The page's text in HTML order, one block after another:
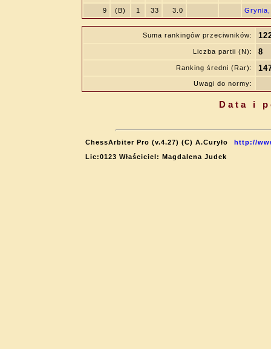
9
(B) 1 33 3.0
Suma rankingów przeciwników:
Liczba partii (N): 8
Ranking średni (Rar):
Uwagi do normy:
Data i
ChessArbiter Pro (v.4.27) (C) A.Curyło
http://
Lic:0123 Właściciel: Magdalena Judek